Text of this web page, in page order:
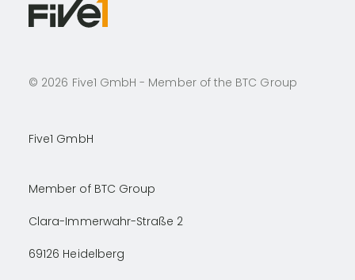
© 2026 Five1 GmbH - Member of the BTC Group
Five1 GmbH
Member of BTC Group
Clara-Immerwahr-Straße 2
69126 Heidelberg